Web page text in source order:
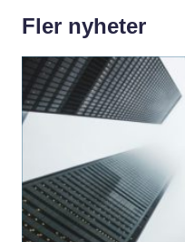
Fler nyheter